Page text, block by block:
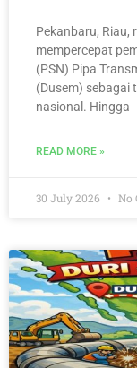
Pekanbaru, Riau,
mempercepat
(PSN) Pipa
(Dusem) sebagai
nasional. Hingga
READ MORE »
30 July 2026 No